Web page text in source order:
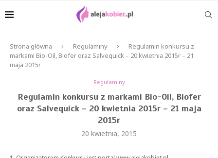
Strona główna Regulaminy
Regulamin konkursu z
markami Bio-Oil, Biofer oraz Salvequick – 20 kwietnia 2015r – 21
maja 2015r
Regulaminy
Regulamin konkursu z markami Bio-Oil, Biofer
oraz Salvequick – 20 kwietnia 2015r – 21 maja
2015r
20 kwietnia, 2015